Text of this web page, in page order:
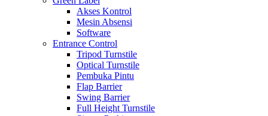
Akses Kontrol
Mesin Absensi
Software
Entrance Control
Tripod Turnstile
Optical Turnstile
Pembuka Pintu
Flap Barrier
Swing Barrier
Full Height Turnstile